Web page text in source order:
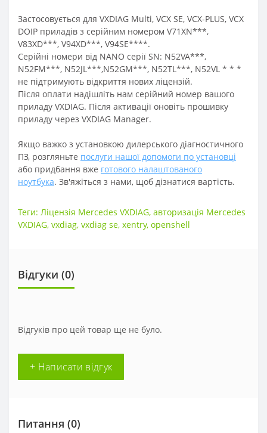
Застосовується для VXDIAG Multi, VCX SE, VCX-PLUS, VCX
DOIP приладів з серійним номером V71XN***,
V83XD***, V94XD***, V94SE****.
Серійні номери від NANO серії SN: N52VA***,
N52FM***, N52JL***,N52GM***, N52TL***, N52VL * * *
не підтримують відкриття нових ліцензій.
Після оплати надішліть нам серійний номер вашого
приладу VXDIAG. Після активації оновіть прошивку
приладу через VXDIAG Manager.
Якщо важко з установкою дилерського діагностичного
ПЗ, розгляньте послуги нашої допомоги по установці
або придбання вже готового налаштованого
ноутбука. Зв'яжіться з нами, щоб дізнатися вартість.
Теги: Ліцензія Mercedes VXDIAG, авторизація Mercedes
VXDIAG, vxdiag, vxdiag se, xentry, openshell
Відгуки (0)
Відгуків про цей товар ще не було.
+ Написати відгук
Питання (0)